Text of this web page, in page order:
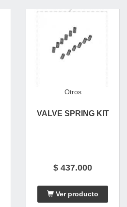
Otros
VALVE SPRING KIT
$ 437.000
Ver producto